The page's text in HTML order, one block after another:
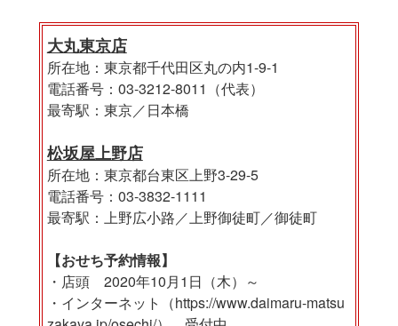
大丸東京店
所在地：東京都千代田区丸の内1-9-1
電話番号：03-3212-8011（代表）
最寄駅：東京／日本橋
松坂屋上野店
所在地：東京都台東区上野3-29-5
電話番号：03-3832-1111
最寄駅：上野広小路／上野御徒町／御徒町
【おせち予約情報】
・店頭 2020年10月1日（木）～
・インターネット（https://www.daimaru-matsu